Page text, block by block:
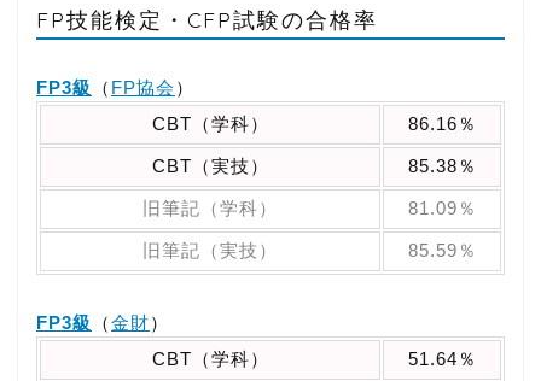
FP技能検定・CFP試験の合格率
FP3級 （ FP協会 ）
CBT（学科）
86.16％
CBT（実技） 85.38％
旧筆記（学科） 81.09％
旧筆記（実技） 85.59％
FP3級 （金財）
CBT（学科）
51.64％